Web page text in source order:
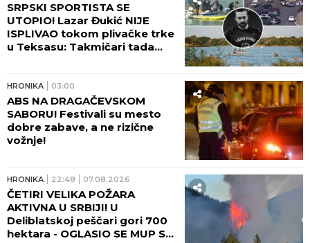
SRPSKI SPORTISTA SE
UTOPIO! Lazar Đukić NIJE
ISPLIVAO tokom plivačke trke
u Teksasu: Takmičari tada
HRONIKA 03:00
ABS NA DRAGAČEVSKOM
SABORU! Festivali su mesto
dobre zabave, a ne rizične
vožnje!
HRONIKA 22:48 07.08.2026
ČETIRI VELIKA POŽARA
AKTIVNA U SRBIJI! U
Deliblatskoj peščari gori 700
hektara - OGLASIO SE MUP SA